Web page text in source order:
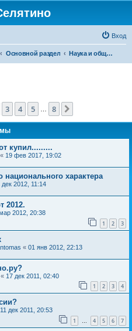
Вход
Основной раздел Наука и общество
из
3 4 5 8
купил.........
« 19 фев 2017, 19:02
характера
дек 2012, 11:14
2012.
2012, 20:38
1 2 3
« 01 янв 2012, 22:13
« 17 дек 2011, 02:40
1 2 3 4
11 дек 2011, 20:53
1 … 4 5 6 7